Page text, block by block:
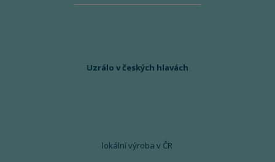
Uzrálo v českých hlavách
lokální výroba v ČR